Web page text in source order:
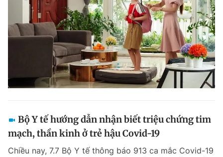
Bộ Y tế hướng dẫn nhận biết triệu chứng tim
mạch, thần kinh ở trẻ hậu Covid-19
Chiều nay, 7.7 Bộ Y tế thông báo 913 ca mắc Covid-19